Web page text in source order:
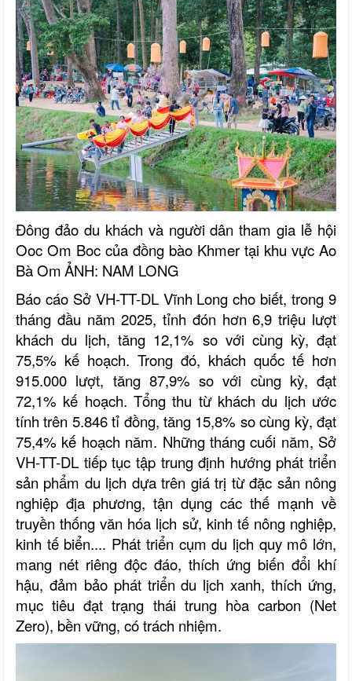
Đông đảo du khách và người dân tham gia lễ hội
Ooc Om Boc của đồng bào Khmer tại khu vực Ao
Bà OmẢNH: NAM LONG
Báo cáo Sở VH-TT-DL Vĩnh Long cho biết, trong 9
tháng đầu năm 2025, tỉnh đón hơn 6,9 triệu lượt
khách du lịch, tăng 12,1% so với cùng kỳ, đạt
75,5% kế hoạch. Trong đó, khách quốc tế hơn
915.000 lượt, tăng 87,9% so với cùng kỳ, đạt
72,1% kế hoạch. Tổng thu từ khách du lịch ước
tính trên 5.846 tỉ đồng, tăng 15,8% so cùng kỳ, đạt
75,4% kế hoạch năm. Những tháng cuối năm, Sở
VH-TT-DL tiếp tục tập trung định hướng phát triển
sản phẩm du lịch dựa trên giá trị từ đặc sản nông
nghiệp địa phương, tận dụng các thế mạnh về
truyền thống văn hóa lịch sử, kinh tế nông nghiệp,
kinh tế biển.... Phát triển cụm du lịch quy mô lớn,
mang nét riêng độc đáo, thích ứng biến đổi khí
hậu, đảm bảo phát triển du lịch xanh, thích ứng,
mục tiêu đạt trạng thái trung hòa carbon (Net
Zero), bền vững, có trách nhiệm.